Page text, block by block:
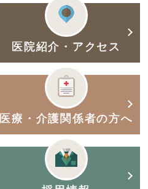
医院紹介・アクセス
医療・介護関係者の方へ